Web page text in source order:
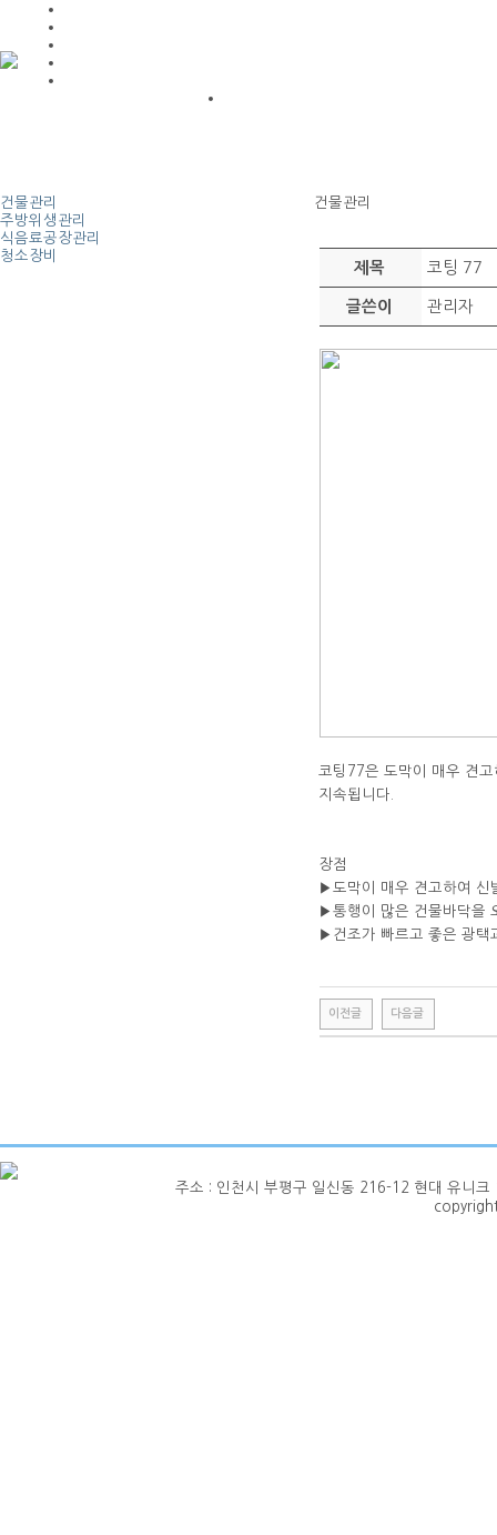
건물관리
주방위생관리
식음료공장관리
청소장비
건물관리
제목 코팅 77
글쓴이 관리자
코팅77은 도막이 매우 견
지속됩니다.
장점
▶도막이 매우 견고하여 신
▶통행이 많은 건물바닥을
▶건조가 빠르고 좋은 광택
이전글 다음글
주소 : 인천시 부평구 일신동 216-12 현대 유니